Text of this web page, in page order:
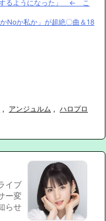
するようになった」 ← こ
Noか私か」が超絶〇曲＆18
, アンジュルム , ハロプロ
イブ
ー変
らせ